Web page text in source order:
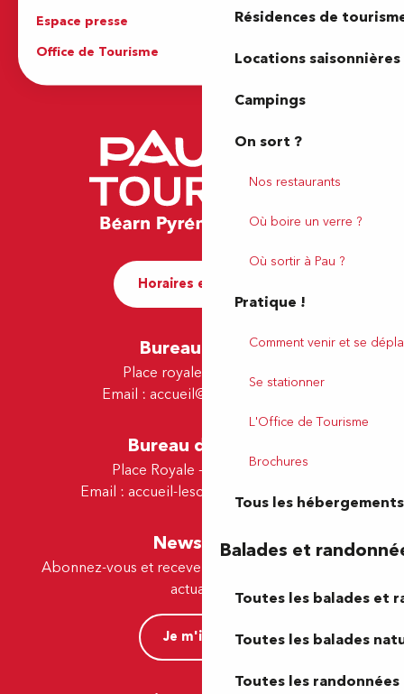
Résidences de
Locations saisonnières
Campings
On sort ?
Nos restaurants
Où boire un verre ?
Où sortir à Pau ?
Pratique !
Comment venir et se
Se stationner
L'Office de Tourisme
Brochures
Tous les hébergements
Balades et
Toutes les balades et
Toutes les balades
Toutes les randonnées
Espace presse
Brochures
Office de Tourisme
Horaires et contact
Bureau de Pau
Place royale - 64000 Pau
Email : accueil@tourismepau.fr
Bureau de Lescar
Place Royale - 64230 Lescar
Email : accueil-lescar@tourismepau.fr
Newsletter
Abonnez-vous et recevez par e-mail nos offres et
actualités.
Je m'inscris